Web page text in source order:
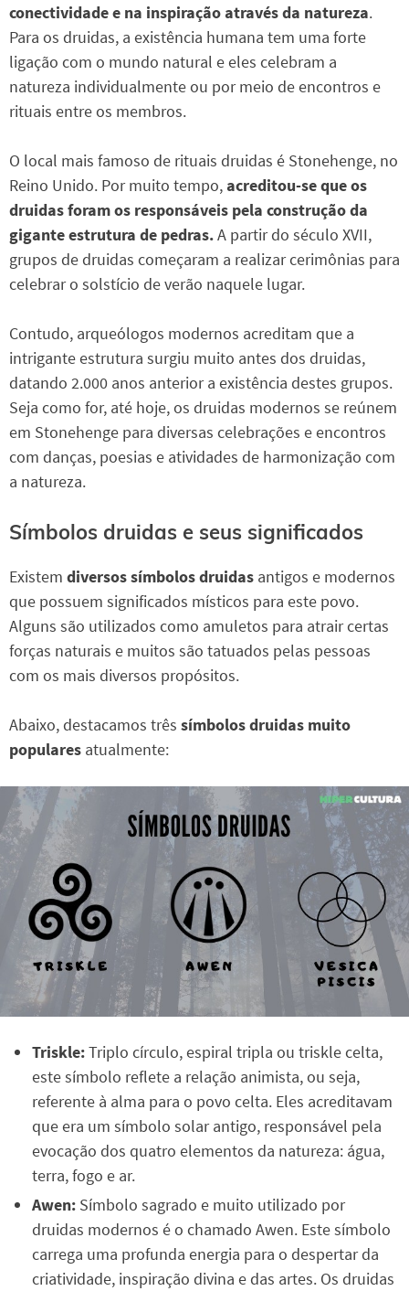
conectividade e na inspiração através da natureza.
Para os druidas, a existência humana tem uma forte
ligação com o mundo natural e eles celebram a
natureza individualmente ou por meio de encontros e
rituais entre os membros.
O local mais famoso de rituais druidas é Stonehenge, no
Reino Unido. Por muito tempo, acreditou-se que os
druidas foram os responsáveis pela construção da
gigante estrutura de pedras.A partir do século XVII,
grupos de druidas começaram a realizar cerimônias para
celebrar o solstício de verão naquele lugar.
Contudo, arqueólogos modernos acreditam que a
intrigante estrutura surgiu muito antes dos druidas,
datando 2.000 anos anterior a existência destes grupos.
Seja como for, até hoje, os druidas modernos se reúnem
em Stonehenge para diversas celebrações e encontros
com danças, poesias e atividades de harmonização com
a natureza.
Símbolos druidas e seus significados
Existem diversos símbolos druidas antigos e modernos
que possuem significados místicos para este povo.
Alguns são utilizados como amuletos para atrair certas
forças naturais e muitos são tatuados pelas pessoas
com os mais diversos propósitos.
Abaixo, destacamos três símbolos druidas muito
populares atualmente:
Triskle:Triplo círculo, espiral tripla ou triskle celta,
este símbolo reflete a relação animista, ou seja,
referente à alma para o povo celta. Eles acreditavam
que era um símbolo solar antigo, responsável pela
evocação dos quatro elementos da natureza: água,
terra, fogo e ar.
Awen: Símbolo sagrado e muito utilizado por
druidas modernos é o chamado Awen. Este símbolo
carrega uma profunda energia para o despertar da
criatividade, inspiração divina e das artes. Os druidas